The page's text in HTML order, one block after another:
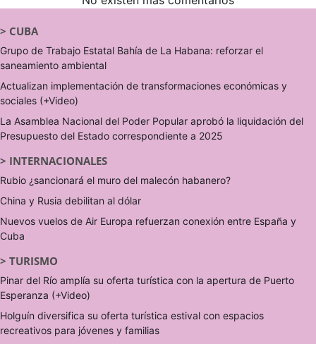
> CUBA
Grupo de Trabajo Estatal Bahía de La Habana: reforzar el
saneamiento ambiental
Actualizan implementación de transformaciones económicas y
sociales (+Video)
La Asamblea Nacional del Poder Popular aprobó la liquidación del
Presupuesto del Estado correspondiente a 2025
> INTERNACIONALES
Rubio ¿sancionará el muro del malecón habanero?
China y Rusia debilitan al dólar
Nuevos vuelos de Air Europa refuerzan conexión entre España y
Cuba
> TURISMO
Pinar del Río amplía su oferta turística con la apertura de Puerto
Esperanza (+Video)
Holguín diversifica su oferta turística estival con espacios
recreativos para jóvenes y familias